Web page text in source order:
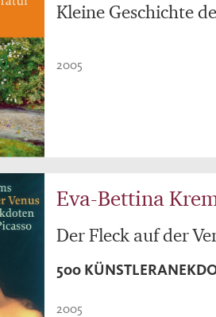
Kleine Geschichte
2005
Eva-Bettina
Der Fleck auf der
500
2005